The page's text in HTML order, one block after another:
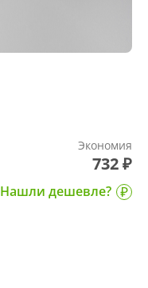
Экономия
732 ₽
Нашли дешевле?